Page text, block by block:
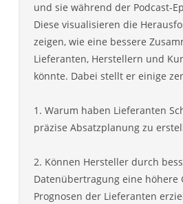
und sie während der Podcast-
Diese visualisieren die
zeigen, wie eine bessere
Lieferanten, Herstellern und
könnte. Dabei stellt er einige
1. Warum haben Lieferanten
präzise Absatzplanung zu
2. Können Hersteller durch
Datenübertragung eine höhere
Prognosen der Lieferanten